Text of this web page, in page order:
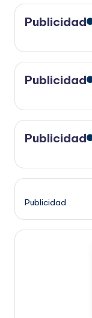
Publicidad
Publicidad
Publicidad
Publicidad